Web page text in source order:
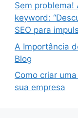
Sem problema!
keyword:
SEO para
A Importância
Blog
Como criar
sua empresa